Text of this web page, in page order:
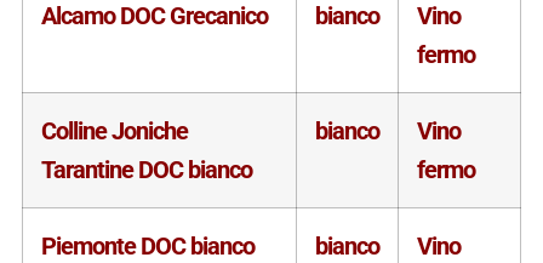
Alcamo DOC Grecanico bianco
Vino
fermo
Colline Joniche
Tarantine DOC bianco
bianco
Vino
fermo
Piemonte DOC bianco bianco
Vino